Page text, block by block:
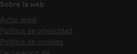
Sobre la web
Aviso legal
Política de privacidad
Política de cookies